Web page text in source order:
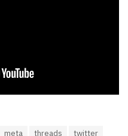
meta threads
twitter